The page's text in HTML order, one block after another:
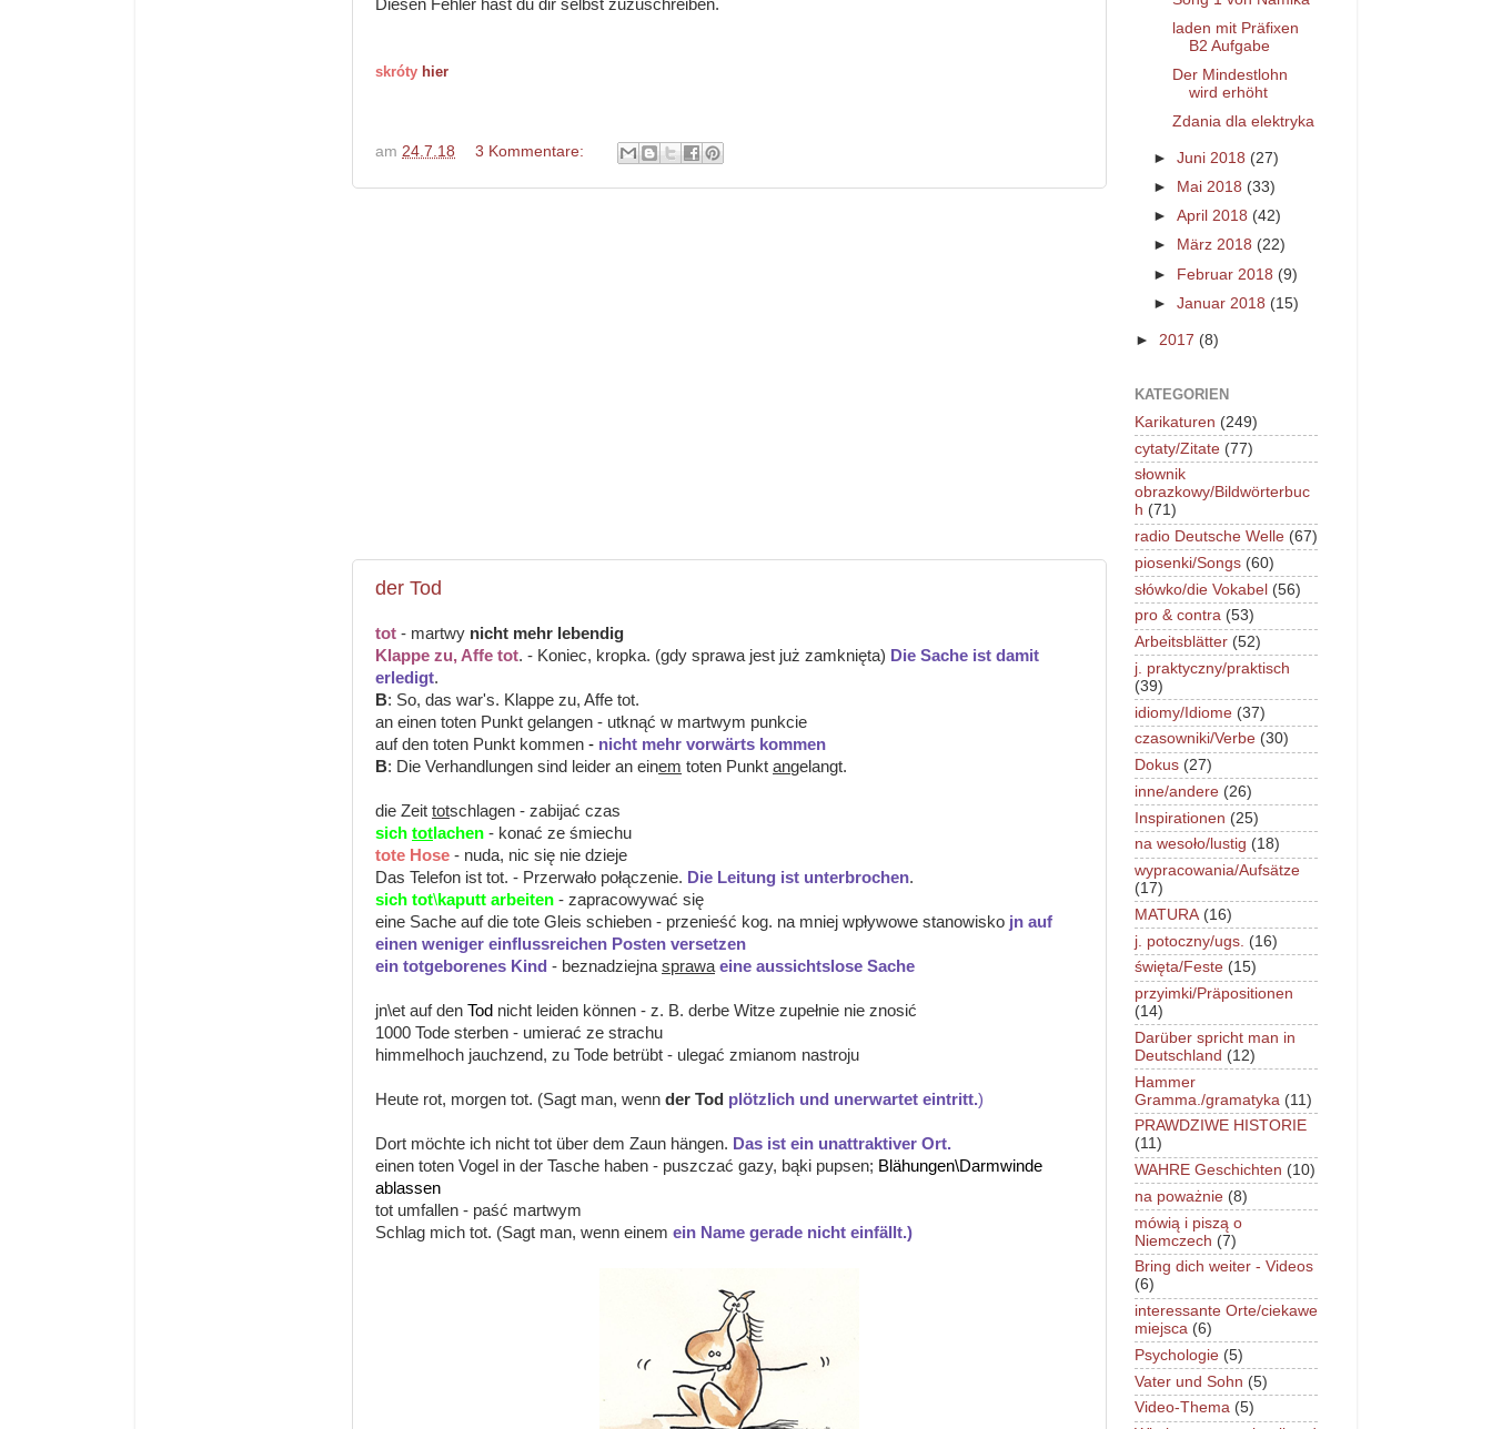
Diesen Fehler hast du dir selbst zuzuschreiben.
skróty hier
am 24.7.18 3 Kommentare:
der Tod
tot - martwy nicht mehr lebendig
Klappe zu, Affe tot. - Koniec, kropka. (gdy sprawa jest już zamknięta) Die Sache ist damit
erledigt.
B: So, das war's. Klappe zu, Affe tot.
an einen toten Punkt gelangen - utknąć w martwym punkcie
auf den toten Punkt kommen - nicht mehr vorwärts kommen
B: Die Verhandlungen sind leider an einem toten Punkt angelangt.
die Zeit totschlagen - zabijać czas
sich tot lachen - konać ze śmiechu
tote Hose - nuda, nic się nie dzieje
Das Telefon ist tot. - Przerwało połączenie. Die Leitung ist unterbrochen.
sich tot\kaputt arbeiten - zapracowywać się
eine Sache auf die tote Gleis schieben - przenieść kog. na mniej wpływowe stanowisko jn auf
einen weniger einflussreichen Posten versetzen
ein totgeborenes Kind - beznadziejna sprawa eine aussichtslose Sache
jn\et auf den Tod nicht leiden können - z. B. derbe Witze zupełnie nie znosić
1000 Tode sterben - umierać ze strachu
himmelhoch jauchzend, zu Tode betrübt - ulegać zmianom nastroju
Heute rot, morgen tot. (Sagt man, wenn der Tod plötzlich und unerwartet eintritt.)
Dort möchte ich nicht tot über dem Zaun hängen. Das ist ein unattraktiver Ort.
einen toten Vogel in der Tasche haben - puszczać gazy, bąki pupsen; Blähungen\Darmwinde
ablassen
tot umfallen - paść martwym
Schlag mich tot. (Sagt man, wenn einem ein Name gerade nicht einfällt.)
laden mit Präfixen
B2 Aufgabe
Der Mindestlohn
wird erhöht
Zdania dla elektryka
►Juni 2018 (27)
►
Mai 2018 (33)
►April 2018 (42)
►
März 2018 (22)
► Februar 2018 (9)
►Januar 2018 (15)
► 2017 (8)
KATEGORIEN
Karikaturen (249)
cytaty/Zitate (77)
słownik
obrazkowy/Bildwörterbuc
h (71)
radio Deutsche Welle (67)
piosenki/Songs (60)
słówko/die Vokabel (56)
pro & contra (53)
Arbeitsblätter (52)
j. praktyczny/praktisch
(39)
idiomy/Idiome (37)
czasowniki/Verbe (30)
Dokus (27)
inne/andere (26)
Inspirationen (25)
na wesoło/lustig (18)
wypracowania/Aufsätze
(17)
MATURA (16)
j. potoczny/ugs. (16)
święta/Feste (15)
przyimki/Präpositionen
(14)
Darüber spricht man in
Deutschland (12)
Hammer
Gramma./gramatyka (11)
PRAWDZIWE HISTORIE
(11)
WAHRE Geschichten (10)
na poważnie (8)
mówią i piszą o
Niemczech (7)
Bring dich weiter - Videos
(6)
interessante Orte/ciekawe
miejsca (6)
Psychologie (5)
Vater und Sohn (5)
Video-Thema (5)